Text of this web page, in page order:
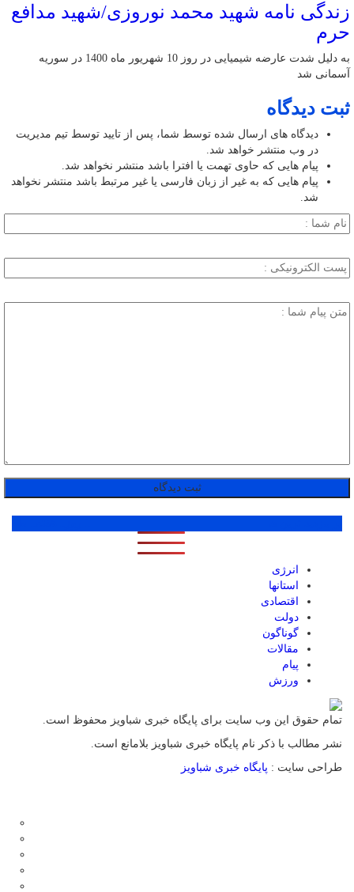
زندگی نامه شهید محمد نوروزی/شهید مدافع
حرم
به دلیل شدت عارضه شیمیایی در روز 10 شهریور ماه 1400 در سوریه
آسمانی شد
ثبت دیدگاه
دیدگاه های ارسال شده توسط شما، پس از تایید توسط تیم مدیریت
در وب منتشر خواهد شد.
پیام هایی که حاوی تهمت یا افترا باشد منتشر نخواهد شد.
پیام هایی که به غیر از زبان فارسی یا غیر مرتبط باشد منتشر نخواهد
شد.
انرژی
استانها
اقتصادی
دولت
گوناگون
مقالات
پیام
ورزش
تمام حقوق این وب سایت برای پایگاه خبری شباویز محفوظ است.
نشر مطالب با ذکر نام پایگاه خبری شباویز بلامانع است.
طراحی سایت : پایگاه خبری شباویز